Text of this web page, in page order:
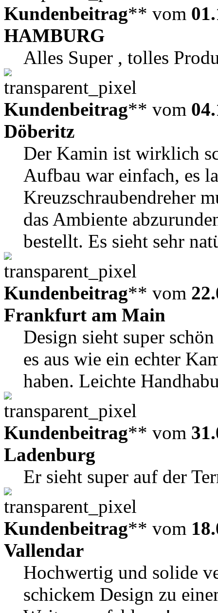
Kundenbeitrag** vom
HAMBURG
Alles Super , tolles
Kundenbeitrag** vom
Döberitz
Der Kamin ist wirklich
Aufbau war einfach, es
Kreuzschraubendreher
das Ambiente
bestellt. Es sieht sehr
Kundenbeitrag** vom
Frankfurt am Main
Design sieht super
es aus wie ein echter
haben. Leichte
Kundenbeitrag** vom
Ladenburg
Er sieht super auf der
Kundenbeitrag** vom
Vallendar
Hochwertig und solide
schickem Design zu